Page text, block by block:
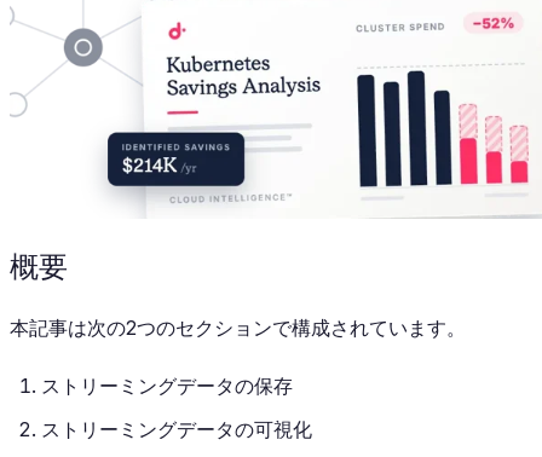
概要
本記事は次の2つのセクションで構成されています。
ストリーミングデータの保存
ストリーミングデータの可視化